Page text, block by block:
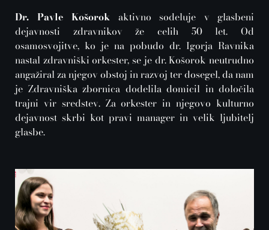
Dr. Pavle Košorok aktivno sodeluje v glasbeni
dejavnosti zdravnikov že celih 50 let. Od
osamosvojitve, ko je na pobudo dr. Igorja Ravnika
nastal zdravniški orkester, se je dr. Košorok neutrudno
angažiral za njegov obstoj in razvoj ter dosegel, da nam
je Zdravniška zbornica dodelila domicil in določila
trajni vir sredstev. Za orkester in njegovo kulturno
dejavnost skrbi kot pravi manager in velik ljubitelj
glasbe.